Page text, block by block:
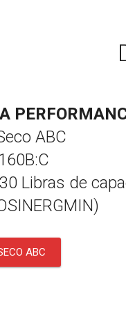
ABC
Libras de
ABC